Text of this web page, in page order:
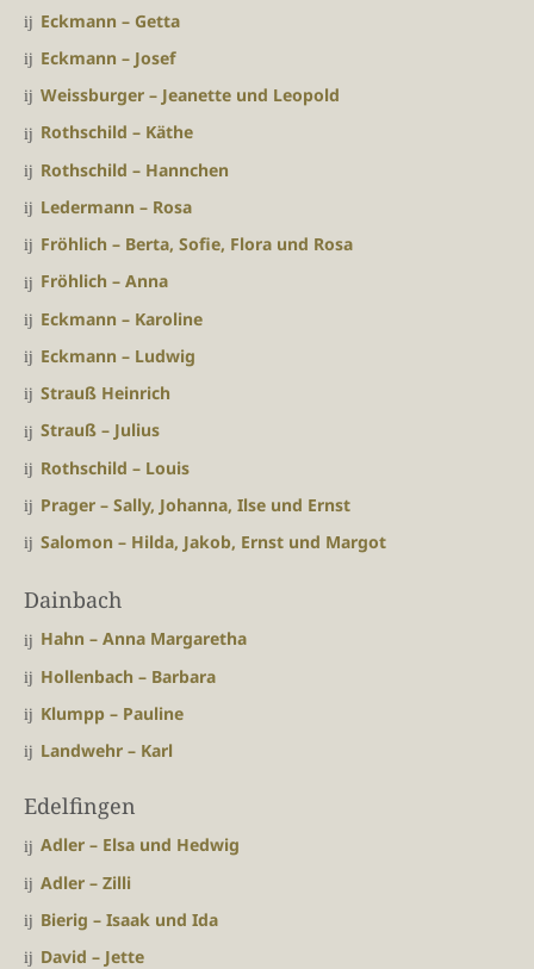
Eckmann – Getta
Eckmann – Josef
Weissburger – Jeanette und Leopold
Rothschild – Käthe
Rothschild – Hannchen
Ledermann – Rosa
Fröhlich – Berta, Sofie, Flora und Rosa
Fröhlich – Anna
Eckmann – Karoline
Eckmann – Ludwig
Strauß Heinrich
Strauß – Julius
Rothschild – Louis
Prager – Sally, Johanna, Ilse und Ernst
Salomon – Hilda, Jakob, Ernst und Margot
Dainbach
Hahn – Anna Margaretha
Hollenbach – Barbara
Klumpp – Pauline
Landwehr – Karl
Edelfingen
Adler – Elsa und Hedwig
Adler – Zilli
Bierig – Isaak und Ida
David – Jette